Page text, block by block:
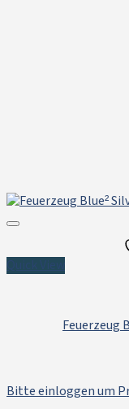
Feuerzeug
Bitte einloggen um